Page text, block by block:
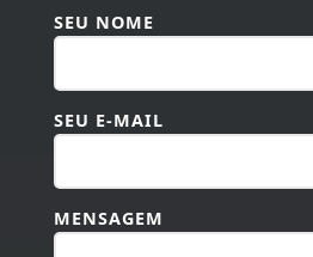
SEU NOME
SEU E-MAIL
MENSAGEM